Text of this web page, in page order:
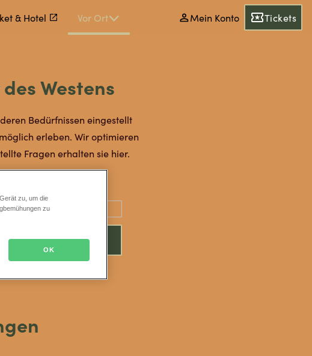
& Hotel Vor Ort Mein Konto Tickets
Westens
Bedürfnissen eingestellt
erleben. Wir optimieren
Fragen erhalten sie hier.
lesen
zu, um die
zu
OK